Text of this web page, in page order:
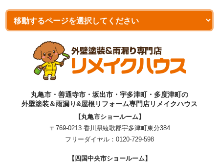
丸亀市・善通寺市・坂出市・宇多津町・多度津町の
外壁塗装＆雨漏り&屋根リフォーム専門店リメイクハウス
【丸亀市ショールーム】
〒769-0213 香川県綾歌郡宇多津町東分384
フリーダイヤル： 0120-729-598
【四国中央市ショールーム】